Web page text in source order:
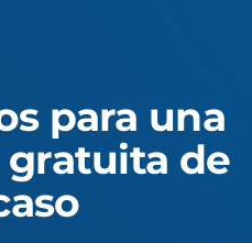
para una
de